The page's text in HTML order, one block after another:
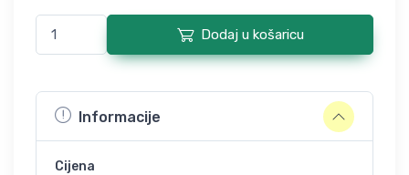
Dodaj u košaricu
Informacije
Cijena